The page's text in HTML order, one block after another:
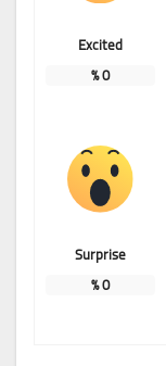
Excited
0
%
Surprise
0
%